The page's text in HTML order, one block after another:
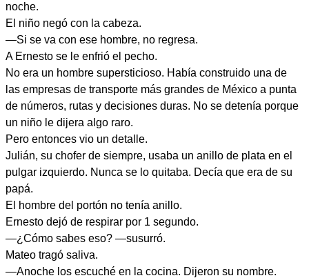
noche.
El niño negó con la cabeza.
—Si se va con ese hombre, no regresa.
A Ernesto se le enfrió el pecho.
No era un hombre supersticioso. Había construido una de
las empresas de transporte más grandes de México a punta
de números, rutas y decisiones duras. No se detenía porque
un niño le dijera algo raro.
Pero entonces vio un detalle.
Julián, su chofer de siempre, usaba un anillo de plata en el
pulgar izquierdo. Nunca se lo quitaba. Decía que era de su
papá.
El hombre del portón no tenía anillo.
Ernesto dejó de respirar por 1 segundo.
—¿Cómo sabes eso? —susurró.
Mateo tragó saliva.
—Anoche los escuché en la cocina. Dijeron su nombre.